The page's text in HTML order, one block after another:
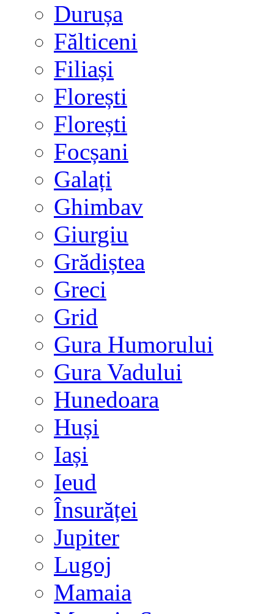
Durușa
Fălticeni
Filiași
Florești
Florești
Focșani
Galați
Ghimbav
Giurgiu
Grădiștea
Greci
Grid
Gura Humorului
Gura Vadului
Hunedoara
Huși
Iași
Ieud
Însurăței
Jupiter
Lugoj
Mamaia